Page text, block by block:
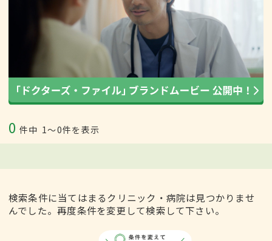
0 件中 1〜0件を表示
検索条件に当てはまるクリニック・病院は見つかりませ
んでした。再度条件を変更して検索して下さい。